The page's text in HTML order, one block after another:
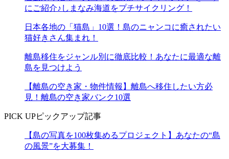
にご紹介♪しまなみ海道をプチサイクリング！
日本各地の「猫島」10選！島のニャンコに癒されたい
猫好きさん集まれ！
離島移住をジャンル別に徹底比較！あなたに最適な離
島を見つけよう
【離島の空き家・物件情報】離島へ移住したい方必
見！離島の空き家バンク10選
PICK UPピックアップ記事
【島の写真を100枚集めるプロジェクト】あなたの“島
の風景”を大募集！